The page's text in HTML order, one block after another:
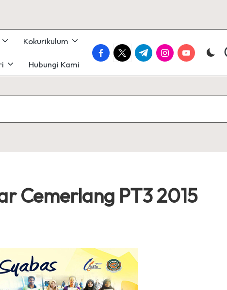
Kokurikulum
Hubungi Kami
facebook.com
twitter.com
t.me instagram.com
youtube.com
Cemerlang PT3 2015